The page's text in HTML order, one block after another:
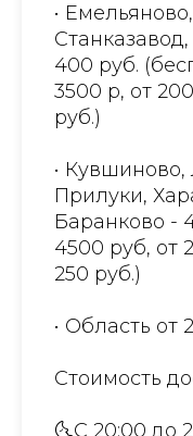
•
400 руб.
3500 р, от
руб.)
• Кувшиново,
Прилуки,
Баранково -
4500 руб, от
250 руб.)
• Область от
Стоимость
🌜С 20:00 до